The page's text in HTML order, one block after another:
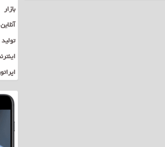
بازار
آنلاین
تولید